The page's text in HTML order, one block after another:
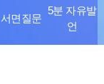
서면질문
5분 자유발
언